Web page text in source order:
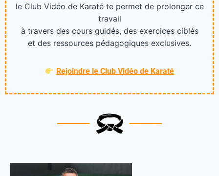
le Club Vidéo de Karaté te permet de prolonger ce
travail
à travers des cours guidés, des exercices ciblés
et des ressources pédagogiques exclusives.
Rejoindre le Club Vidéo de Karaté